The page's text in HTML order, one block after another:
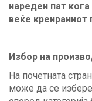
нареден пат
веќе креираниот
Избор на
На почетната
може да се